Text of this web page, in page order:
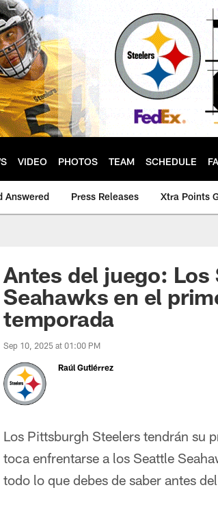
VIDEO PHOTOS TEAM SCHEDULE
Answered Press Releases Xtra Points
Antes del juego:
Seahawks en el
temporada
Sep 10, 2025 at 01:00 PM
Raúl Gutiérrez
Los Pittsburgh Steelers tendrán su
toca enfrentarse a los Seattle
todo lo que debes de saber antes